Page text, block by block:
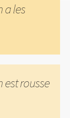
a les
est rousse